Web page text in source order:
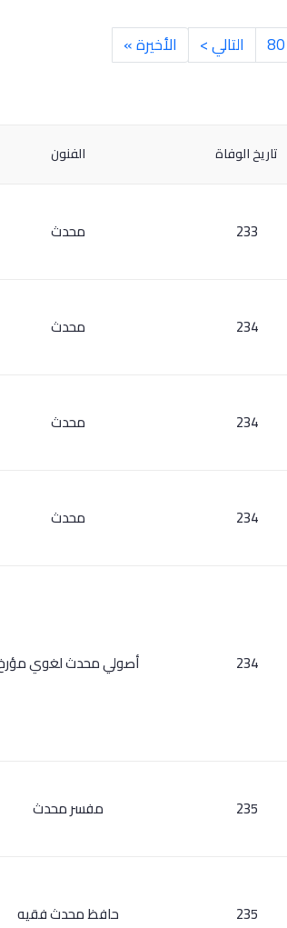
80 التالي > الأخيرة »
تاريخ الوفاة الفنون
233 محدث
234 محدث
234 محدث
234 محدث
234 أصولي محدث لغوي
235 مفسر محدث
235 حافظ محدث فقيه